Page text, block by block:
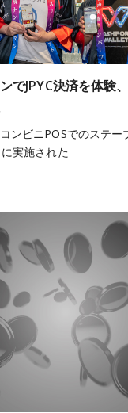
でJPYC決済を体験
ンビニPOSでのステー
実施された